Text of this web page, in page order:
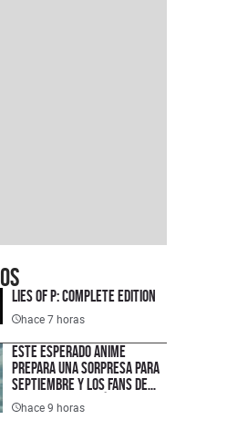
Lies of P: Complete Edition
hace 7 horas
Este esperado anime
prepara una sorpresa para
septiembre y los fans de
Kaiju No. 8 querrán verla
hace 9 horas